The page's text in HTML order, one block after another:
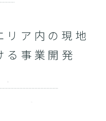
リア内の現地
る事業開発